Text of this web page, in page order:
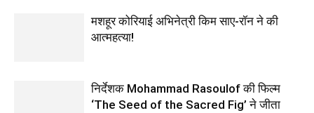
मशहूर कोरियाई अभिनेत्री किम साए-रॉन ने की
आत्महत्या!
निर्देशक Mohammad Rasoulof की फिल्म
‘The Seed of the Sacred Fig’ ने जीता